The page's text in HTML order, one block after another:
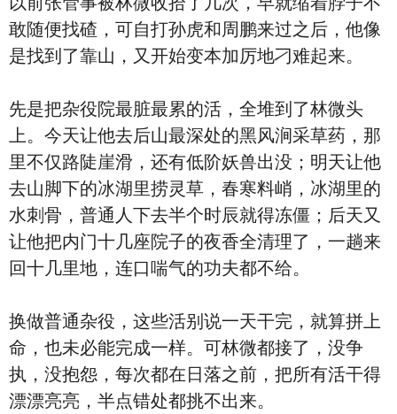
敢随便找碴，可自打孙虎和周鹏来过之后，他像
是找到了靠山，又开始变本加厉地刁难起来。
先是把杂役院最脏最累的活，全堆到了林微头
上。今天让他去后山最深处的黑风涧采草药，那
里不仅路陡崖滑，还有低阶妖兽出没；明天让他
去山脚下的冰湖里捞灵草，春寒料峭，冰湖里的
水刺骨，普通人下去半个时辰就得冻僵；后天又
让他把内门十几座院子的夜香全清理了，一趟来
回十几里地，连口喘气的功夫都不给。
换做普通杂役，这些活别说一天干完，就算拼上
命，也未必能完成一样。可林微都接了，没争
执，没抱怨，每次都在日落之前，把所有活干得
漂漂亮亮，半点错处都挑不出来。